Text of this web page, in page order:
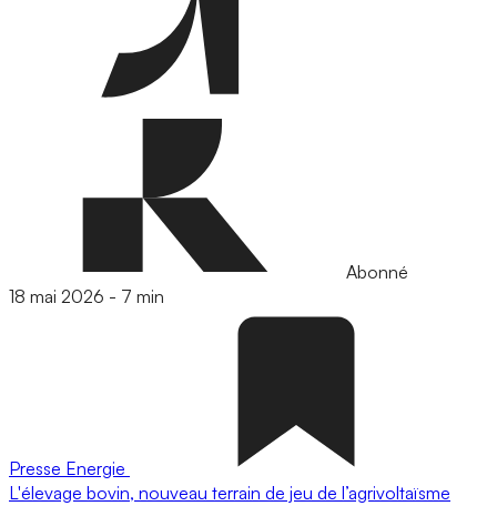
Abonné
18 mai 2026 - 7 min
Presse Energie
L'élevage bovin, nouveau terrain de jeu de l’agrivoltaïsme